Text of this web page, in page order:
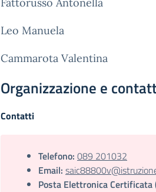
Leo Manuela
Cammarota Valentina
Organizzazione e
Contatti
Telefono: 089 201032
Email:
Posta Elettronica Certificata